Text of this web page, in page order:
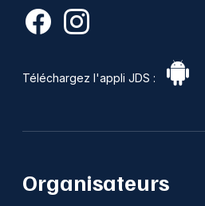
Téléchargez l'appli JDS :
Organisateurs